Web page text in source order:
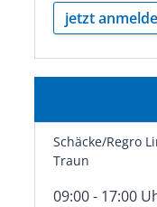
jetzt
Schäcke/Regro
Traun
09:00 - 17:00